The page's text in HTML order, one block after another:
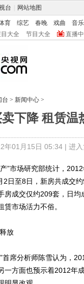
台 网站地图
育 综艺 春晚 戏曲 音乐
大全 节目大全 直播
台 > 新闻中心 >
下降 租赁温
年01月15日 05:34 | 进
市场研究部统计，2012
2日至8日，新房共成交
房成交仅约209套，日
市场活力不俗。
放
席分析师陈雪认为，
一方面也预示着2012年